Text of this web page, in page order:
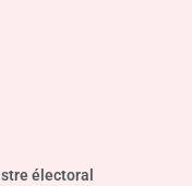
électoral